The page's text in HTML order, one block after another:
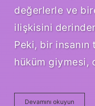
değerlerle ve
ilişkisini
Peki, bir insanın
hüküm giymesi,
Devamını okuyun